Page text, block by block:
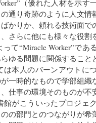
（優れた人材を示す
通り奇跡のように人文情
かりか、頼れる技術面
さらに他にも様々な役
て“Miracle Worker”であ
ゆる問題に関係するこ
本人のバーンアウトに
一時的なもので学部組
仕事の環境そのものが不
がこういったプロジェ
の部門とのつながりが